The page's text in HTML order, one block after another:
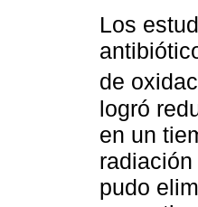
Los
de
logró
en un
pudo